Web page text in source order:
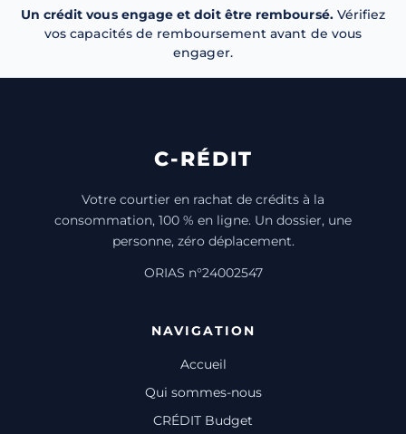
Un crédit vous engage et doit être remboursé.Vérifiez
vos capacités de remboursement avant de vous
engager.
C-RÉDIT
Votre courtier en rachat de crédits à la
consommation, 100 % en ligne. Un dossier, une
personne, zéro déplacement.
ORIAS n°24002547
NAVIGATION
Accueil
Qui sommes-nous
CRÉDIT Budget